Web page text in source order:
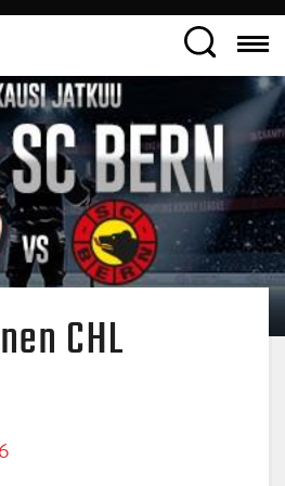
CHL